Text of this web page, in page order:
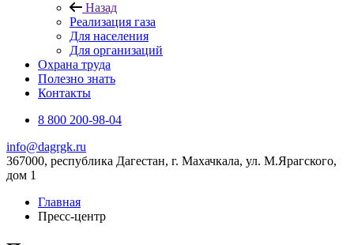
Назад
Реализация газа
Для населения
Для организаций
Охрана труда
Полезно знать
Контакты
8 800 200-98-04
info@dagrgk.ru
367000, республика Дагестан, г. Махачкала, ул. М.Ярагского,
дом 1
Главная
Пресс-центр